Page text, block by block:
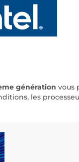
génération vous
les